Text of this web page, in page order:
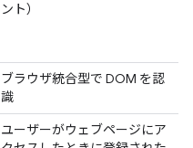
ント）
ブラウザ統合型で DOM を認
識
ユーザーがウェブページにア